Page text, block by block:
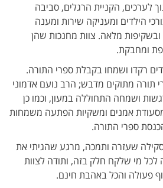
לערכים, הקניית הרגלים, סביבה
הילדים ומעניקה שירות ומענה
ובשקיפות מלאה. צוות מחנכות שהן
ומחבקת.
רקדו ושמחו בקבלת ספרי התורה.
תורה מתוקים מדבש; הרב נועם אדמוני
ושמחה התחוללה במעון, וכמו כן
מסעודת אמנים ומשקיות הפתעה משמחות
ספרי התורה.
שעזרה ותמכה, מרגע שהגיתי את
לכל מי שלקח חלק בזה, ותודה לצוות
פעולה והכל באהבת חינם.